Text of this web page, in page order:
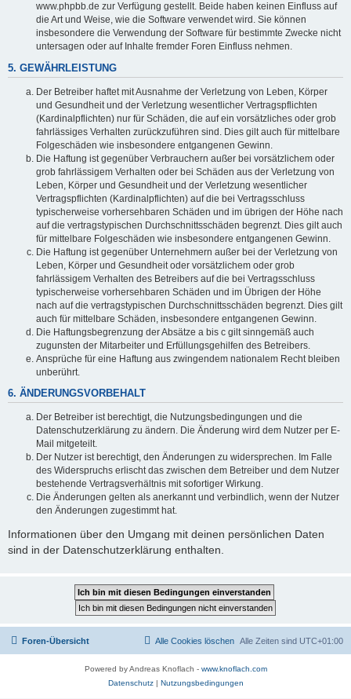
www.phpbb.de zur Verfügung gestellt. Beide haben keinen Einfluss auf
die Art und Weise, wie die Software verwendet wird. Sie können
insbesondere die Verwendung der Software für bestimmte Zwecke nicht
untersagen oder auf Inhalte fremder Foren Einfluss nehmen.
5. GEWÄHRLEISTUNG
Der Betreiber haftet mit Ausnahme der Verletzung von Leben, Körper
und Gesundheit und der Verletzung wesentlicher Vertragspflichten
(Kardinalpflichten) nur für Schäden, die auf ein vorsätzliches oder grob
fahrlässiges Verhalten zurückzuführen sind. Dies gilt auch für mittelbare
Folgeschäden wie insbesondere entgangenen Gewinn.
Die Haftung ist gegenüber Verbrauchern außer bei vorsätzlichem oder
grob fahrlässigem Verhalten oder bei Schäden aus der Verletzung von
Leben, Körper und Gesundheit und der Verletzung wesentlicher
Vertragspflichten (Kardinalpflichten) auf die bei Vertragsschluss
typischerweise vorhersehbaren Schäden und im übrigen der Höhe nach
auf die vertragstypischen Durchschnittsschäden begrenzt. Dies gilt auch
für mittelbare Folgeschäden wie insbesondere entgangenen Gewinn.
Die Haftung ist gegenüber Unternehmern außer bei der Verletzung von
Leben, Körper und Gesundheit oder vorsätzlichem oder grob
fahrlässigem Verhalten des Betreibers auf die bei Vertragsschluss
typischerweise vorhersehbaren Schäden und im Übrigen der Höhe
nach auf die vertragstypischen Durchschnittsschäden begrenzt. Dies gilt
auch für mittelbare Schäden, insbesondere entgangenen Gewinn.
Die Haftungsbegrenzung der Absätze a bis c gilt sinngemäß auch
zugunsten der Mitarbeiter und Erfüllungsgehilfen des Betreibers.
Ansprüche für eine Haftung aus zwingendem nationalem Recht bleiben
unberührt.
6. ÄNDERUNGSVORBEHALT
Der Betreiber ist berechtigt, die Nutzungsbedingungen und die
Datenschutzerklärung zu ändern. Die Änderung wird dem Nutzer per E-
Mail mitgeteilt.
Der Nutzer ist berechtigt, den Änderungen zu widersprechen. Im Falle
des Widerspruchs erlischt das zwischen dem Betreiber und dem Nutzer
bestehende Vertragsverhältnis mit sofortiger Wirkung.
Die Änderungen gelten als anerkannt und verbindlich, wenn der Nutzer
den Änderungen zugestimmt hat.
Informationen über den Umgang mit deinen persönlichen Daten
sind in der Datenschutzerklärung enthalten.
Foren-Übersicht Alle Zeiten sind UTC+01:00
Alle Cookies löschen
Powered by Andreas Knoflach - www.knoflach.com
Datenschutz| Nutzungsbedingungen